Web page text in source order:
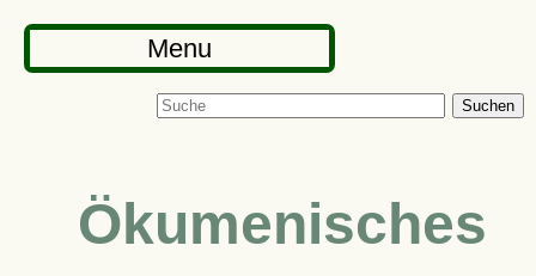
Menu
Suchen
Ökumenisches